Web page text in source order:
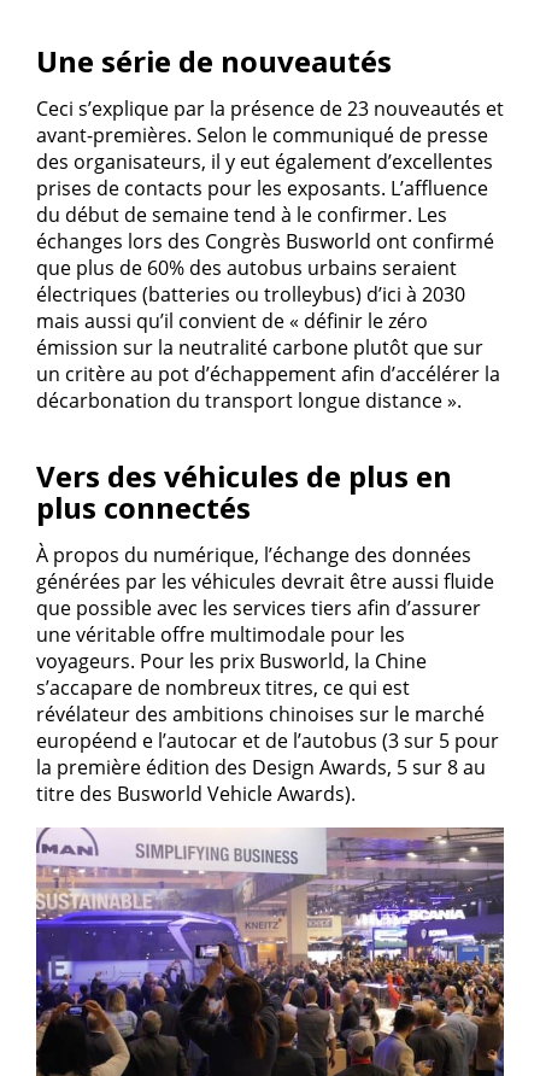
Une série de nouveautés
Ceci s’explique par la présence de 23 nouveautés et
avant-premières. Selon le communiqué de presse
des organisateurs, il y eut également d’excellentes
prises de contacts pour les exposants. L’affluence
du début de semaine tend à le confirmer. Les
échanges lors des Congrès Busworld ont confirmé
que plus de 60% des autobus urbains seraient
électriques (batteries ou trolleybus) d’ici à 2030
mais aussi qu’il convient de « définir le zéro
émission sur la neutralité carbone plutôt que sur
un critère au pot d’échappement afin d’accélérer la
décarbonation du transport longue distance ».
Vers des véhicules de plus en
plus connectés
À propos du numérique, l’échange des données
générées par les véhicules devrait être aussi fluide
que possible avec les services tiers afin d’assurer
une véritable offre multimodale pour les
voyageurs. Pour les prix Busworld, la Chine
s’accapare de nombreux titres, ce qui est
révélateur des ambitions chinoises sur le marché
européend e l’autocar et de l’autobus (3 sur 5 pour
la première édition des Design Awards, 5 sur 8 au
titre des Busworld Vehicle Awards).